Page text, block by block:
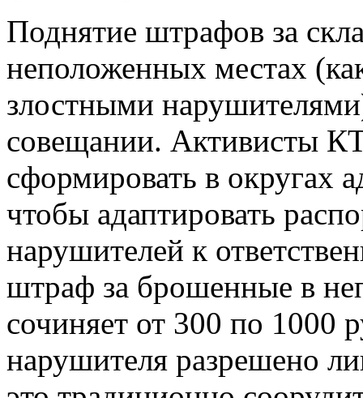
Поднятие штрафов за
неположенных местах
злостными
совещании. Активисты
сформировать в округах
чтобы адаптировать
нарушителей к
штраф за брошенные в
сочиняет от 300 по 1000
нарушителя разрешено